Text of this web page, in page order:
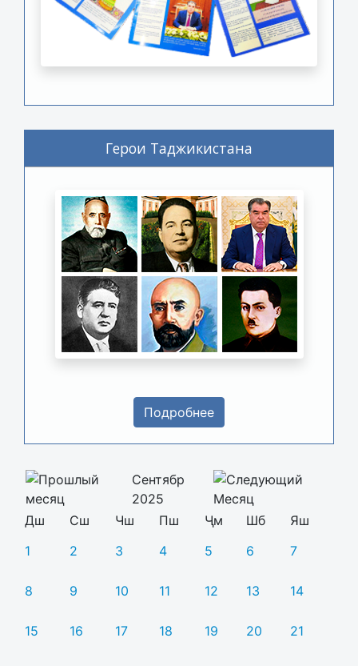
Герои Таджикистана
Подробнее
Сентябр
2025
Дш
Сш Чш Пш Ҷм Шб
Яш
1
2 3 4 5 6 7
8 9 10 11 12 13 14
15 16 17 18 19 20 21